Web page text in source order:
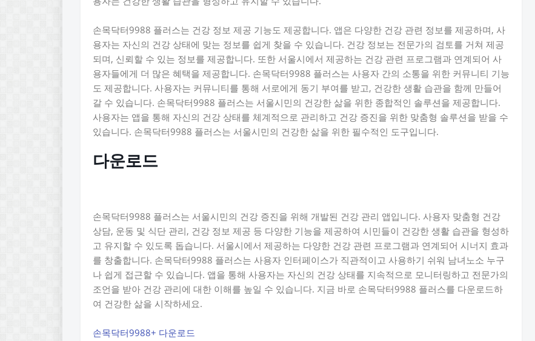
손목닥터9988 플러스는 건강 정보 제공 기능도 제공합니다. 앱은 다양한 건강 관련 정보를 제공하며, 사
용자는 자신의 건강 상태에 맞는 정보를 쉽게 찾을 수 있습니다. 건강 정보는 전문가의 검토를 거쳐 제공
되며, 신뢰할 수 있는 정보를 제공합니다. 또한 서울시에서 제공하는 건강 관련 프로그램과 연계되어 사
용자들에게 더 많은 혜택을 제공합니다. 손목닥터9988 플러스는 사용자 간의 소통을 위한 커뮤니티 기능
도 제공합니다. 사용자는 커뮤니티를 통해 서로에게 동기 부여를 받고, 건강한 생활 습관을 함께 만들어
갈 수 있습니다. 손목닥터9988 플러스는 서울시민의 건강한 삶을 위한 종합적인 솔루션을 제공합니다.
사용자는 앱을 통해 자신의 건강 상태를 체계적으로 관리하고 건강 증진을 위한 맞춤형 솔루션을 받을 수
있습니다. 손목닥터9988 플러스는 서울시민의 건강한 삶을 위한 필수적인 도구입니다.
다운로드
손목닥터9988 플러스는 서울시민의 건강 증진을 위해 개발된 건강 관리 앱입니다. 사용자 맞춤형 건강
상담, 운동 및 식단 관리, 건강 정보 제공 등 다양한 기능을 제공하여 시민들이 건강한 생활 습관을 형성하
고 유지할 수 있도록 돕습니다. 서울시에서 제공하는 다양한 건강 관련 프로그램과 연계되어 시너지 효과
를 창출합니다. 손목닥터9988 플러스는 사용자 인터페이스가 직관적이고 사용하기 쉬워 남녀노소 누구
나 쉽게 접근할 수 있습니다. 앱을 통해 사용자는 자신의 건강 상태를 지속적으로 모니터링하고 전문가의
조언을 받아 건강 관리에 대한 이해를 높일 수 있습니다. 지금 바로 손목닥터9988 플러스를 다운로드하
여 건강한 삶을 시작하세요.
손목닥터9988+ 다운로드